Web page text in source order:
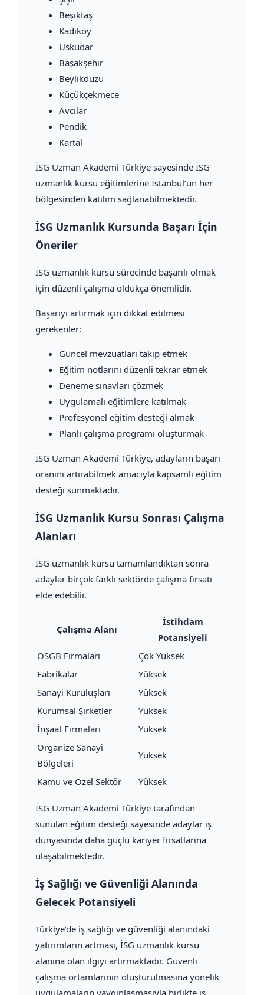
Beşiktaş
Kadıköy
Üsküdar
Başakşehir
Beylikdüzü
Küçükçekmece
Avcılar
Pendik
Kartal
İSG Uzman Akademi Türkiye sayesinde İSG
uzmanlık kursu eğitimlerine İstanbul’un her
bölgesinden katılım sağlanabilmektedir.
İSG Uzmanlık Kursunda Başarı İçin
Öneriler
İSG uzmanlık kursu sürecinde başarılı olmak
için düzenli çalışma oldukça önemlidir.
Başarıyı artırmak için dikkat edilmesi
gerekenler:
Güncel mevzuatları takip etmek
Eğitim notlarını düzenli tekrar etmek
Deneme sınavları çözmek
Uygulamalı eğitimlere katılmak
Profesyonel eğitim desteği almak
Planlı çalışma programı oluşturmak
İSG Uzman Akademi Türkiye, adayların başarı
oranını artırabilmek amacıyla kapsamlı eğitim
desteği sunmaktadır.
İSG Uzmanlık Kursu Sonrası Çalışma
Alanları
İSG uzmanlık kursu tamamlandıktan sonra
adaylar birçok farklı sektörde çalışma fırsatı
elde edebilir.
Çalışma Alanı
İstihdam
Potansiyeli
OSGB Firmaları
Çok Yüksek
Fabrikalar
Yüksek
Sanayi Kuruluşları
Yüksek
Kurumsal Şirketler
Yüksek
İnşaat Firmaları
Yüksek
Organize Sanayi
Bölgeleri
Yüksek
Kamu ve Özel Sektör Yüksek
İSG Uzman Akademi Türkiye tarafından
sunulan eğitim desteği sayesinde adaylar iş
dünyasında daha güçlü kariyer fırsatlarına
ulaşabilmektedir.
İş Sağlığı ve Güvenliği Alanında
Gelecek Potansiyeli
Türkiye’de iş sağlığı ve güvenliği alanındaki
yatırımların artması, İSG uzmanlık kursu
alanına olan ilgiyi artırmaktadır. Güvenli
çalışma ortamlarının oluşturulmasına yönelik